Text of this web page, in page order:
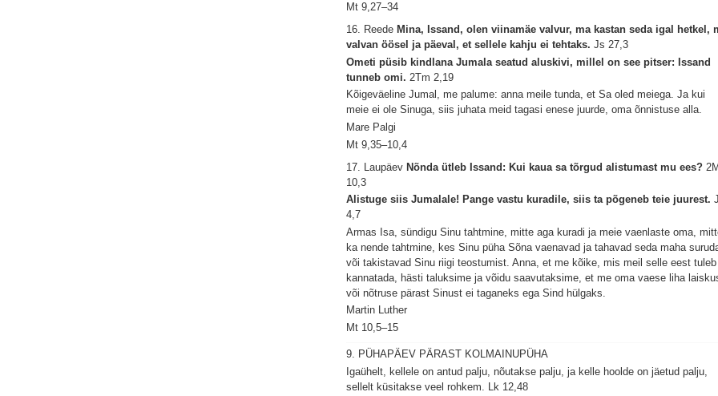
Mt 9,27–34
16. Reede Mina, Issand, olen viinamäe valvur, ma kastan seda igal hetkel,
valvan öösel ja päeval, et sellele kahju ei tehtaks.Js 27,3
Ometi püsib kindlana Jumala seatud aluskivi, millel on see pitser: Issand
tunneb omi. 2Tm 2,19
Kõigeväeline Jumal, me palume: anna meile tunda, et Sa oled meiega. Ja kui
meie ei ole Sinuga, siis juhata meid tagasi enese juurde, oma õnnistuse alla.
Mare Palgi
Mt 9,35–10,4
17. LaupäevNõnda ütleb Issand: Kui kaua sa tõrgud alistumast mu ees?
10,3
Alistuge siis Jumalale! Pange vastu kuradile, siis ta põgeneb teie juurest.
4,7
Armas Isa, sündigu Sinu tahtmine, mitte aga kuradi ja meie vaenlaste oma,
ka nende tahtmine, kes Sinu püha Sõna vaenavad ja tahavad seda maha
või takistavad Sinu riigi teostumist. Anna, et me kõike, mis meil selle eest tuleb
kannatada, hästi taluksime ja võidu saavutaksime, et me oma vaese liha
või nõtruse pärast Sinust ei taganeks ega Sind hülgaks.
Martin Luther
Mt 10,5–15
9. PÜHAPÄEV PÄRAST KOLMAINUPÜHA
Igaühelt, kellele on antud palju, nõutakse palju, ja kelle hoolde on jäetud palju,
sellelt küsitakse veel rohkem. Lk 12,48